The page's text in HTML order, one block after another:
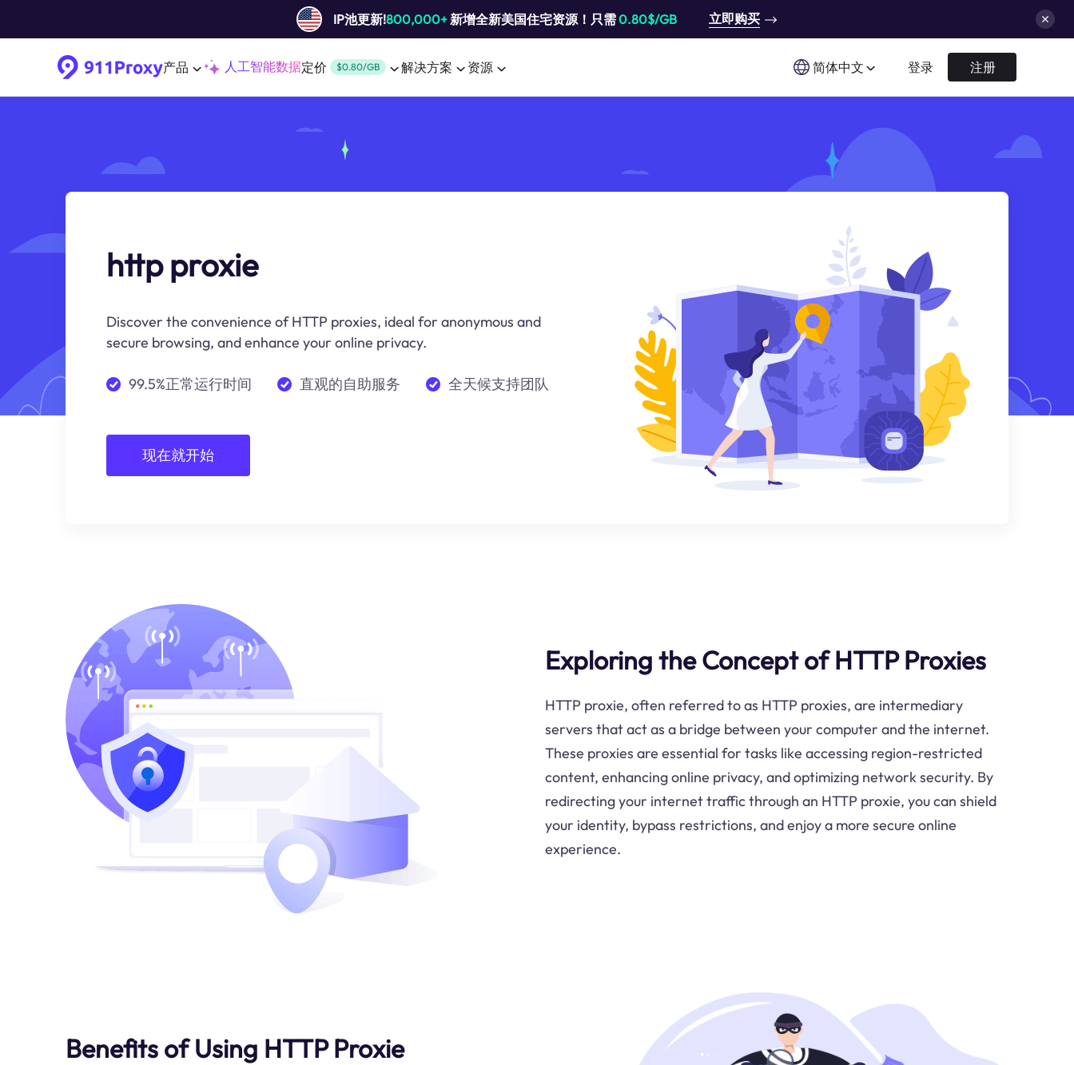
IP池更新!800,000+新增全新美国住宅资源！只需0.80$/GB 立即购买
产品 人工智能数据定价 $0.80/GB 解决方案 资源 简体中文 登录 注册
http proxie
Discover the convenience of HTTP proxies, ideal for anonymous and
secure browsing, and enhance your online privacy.
99.5%正常运行时间 直观的自助服务 全天候支持团队
现在就开始
Exploring the Concept of HTTP Proxies
HTTP proxie, often referred to as HTTP proxies, are intermediary
servers that act as a bridge between your computer and the internet.
These proxies are essential for tasks like accessing region-restricted
content, enhancing online privacy, and optimizing network security. By
redirecting your internet traffic through an HTTP proxie, you can shield
your identity, bypass restrictions, and enjoy a more secure online
experience.
Benefits of Using HTTP Proxie